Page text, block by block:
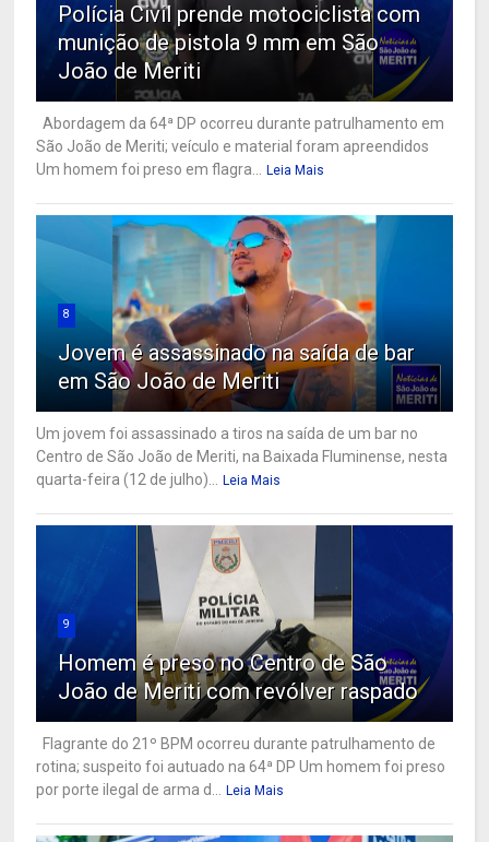
Polícia Civil prende motociclista com
munição de pistola 9 mm em São
João de Meriti
Abordagem da 64ª DP ocorreu durante patrulhamento em
São João de Meriti; veículo e material foram apreendidos
Um homem foi preso em flagra...
Leia Mais
8
Jovem é assassinado na saída de bar
em São João de Meriti
Um jovem foi assassinado a tiros na saída de um bar no
Centro de São João de Meriti, na Baixada Fluminense, nesta
quarta-feira (12 de julho)...
Leia Mais
9
Homem é preso no Centro de São
João de Meriti com revólver raspado
Flagrante do 21º BPM ocorreu durante patrulhamento de
rotina; suspeito foi autuado na 64ª DP Um homem foi preso
por porte ilegal de arma d...
Leia Mais